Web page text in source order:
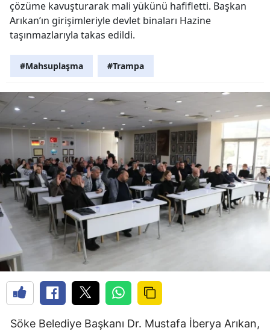
çözüme kavuşturarak mali yükünü hafifletti. Başkan
Arıkan’ın girişimleriyle devlet binaları Hazine
taşınmazlarıyla takas edildi.
#Mahsuplaşma #Trampa
Söke Belediye Başkanı Dr. Mustafa İberya Arıkan,